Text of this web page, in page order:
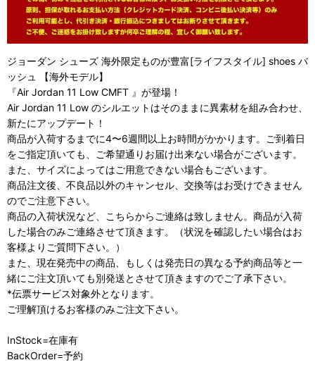
ジョーダン シューズ 海外限定ものが豊富[ライフスタイル] shoes バ
ッシュ 【海外モデル】
『Air Jordan 11 Low CMFT 』が登場！
Air Jordan 11 Low のシルエットはそのままに異素材を組み合わせ、
新たにアップデート！
商品が入荷するまでに4〜6週間以上お時間がかかります。ご到着日
をご指定頂いても、ご希望通りお届け出来ない場合がございます。
また、サイズによってはご用意できない場合もございます。
商品注文後、不良品以外のキャンセル、交換等はお受けできません
のでご注意下さい。
商品の入荷状況など、こちらからご連絡は致しません。商品が入荷
した場合のみご連絡させて頂きます。（状況を確認したい場合はお
客様よりご質問下さい。）
また、現在発売中の商品、もしくは発売日の異なる予約商品等と一
緒にご注文頂いても別発送とさせて頂きますのでご了承下さい。
*伝票サービス対象外となります。
ご理解頂けるお客様のみご注文下さい。
InStock=在庫有
BackOrder=予約